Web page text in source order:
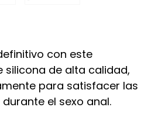
con este
silicona de alta calidad,
para satisfacer las
el sexo anal.